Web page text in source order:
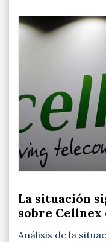
La situación
sobre Cellnex
Análisis de la